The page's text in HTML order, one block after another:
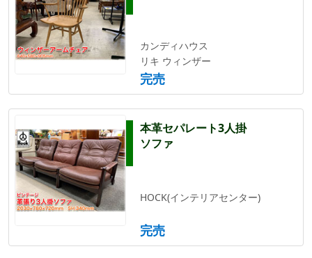
カンディハウス
リキ ウィンザー
完売
本革セパレート3人掛
ソファ
HOCK(インテリアセンター)
完売